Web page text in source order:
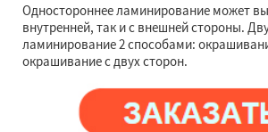
Одностороннее ламинирование может
внутренней, так и с внешней стороны.
ламинирование 2 способами:
окрашивание с двух сторон.